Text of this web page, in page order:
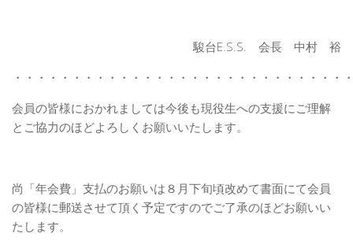
駿台E.S.S. 会長 中村 裕
・・・・・・・・・・・・・・・・・・・・・・・・・・・・
会員の皆様におかれましては今後も現役生への支援にご理解
とご協力のほどよろしくお願いいたします。
尚「年会費」支払のお願いは８月下旬頃改めて書面にて会員
の皆様に郵送させて頂く予定ですのでご了承のほどお願いい
たします。